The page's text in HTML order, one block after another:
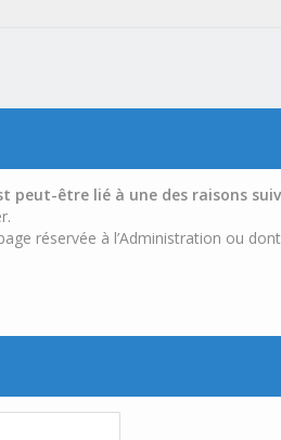
peut-être lié à une des raisons
réservée à l’Administration ou